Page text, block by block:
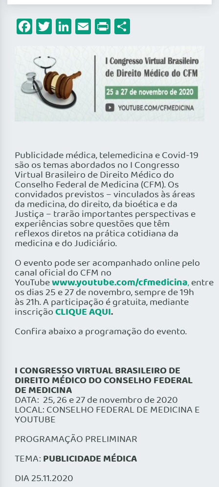
Facebook
Twitter
LinkedIn
Email
Print
Publicidade médica, telemedicina e Covid-19
são os temas abordados no I Congresso
Virtual Brasileiro de Direito Médico do
Conselho Federal de Medicina (CFM). Os
convidados previstos – vinculados às áreas
da medicina, do direito, da bioética e da
Justiça – trarão importantes perspectivas e
experiências sobre questões que têm
reflexos diretos na prática cotidiana da
medicina e do Judiciário.
O evento pode ser acompanhado online pelo
canal oficial do CFM no
YouTubewww.youtube.com/cfmedicina,entre
os dias 25 e 27 de novembro, sempre de 19h
às 21h. A participação é gratuita, mediante
inscriçãoCLIQUE AQUI.
Confira abaixo a programação do evento.
I CONGRESSO VIRTUAL BRASILEIRO DE
DIREITO MÉDICO DO CONSELHO FEDERAL
DE MEDICINA
DATA: 25, 26 e 27 de novembro de 2020
LOCAL: CONSELHO FEDERAL DE MEDICINA E
YOUTUBE
PROGRAMAÇÃO PRELIMINAR
TEMA: PUBLICIDADE MÉDICA
DIA 25.11.2020